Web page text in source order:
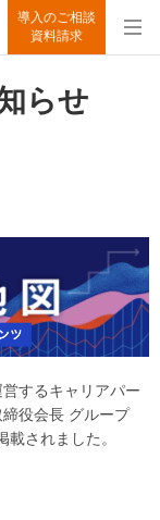
導入のご相談
資料請求
らせ
営するキャリアパー
役会長 グループ
されました。